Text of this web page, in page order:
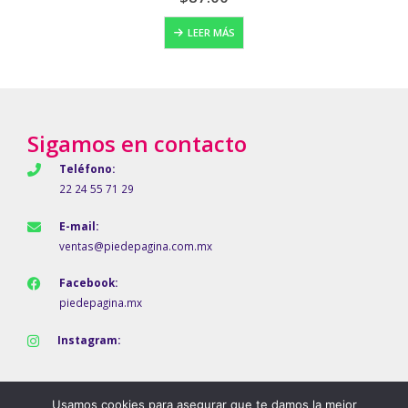
Sigamos en contacto
Teléfono:
22 24 55 71 29
E-mail:
ventas@piedepagina.com.mx
Facebook:
piedepagina.mx
Instagram:
Usamos cookies para asegurar que te damos la mejor